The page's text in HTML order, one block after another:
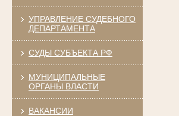
УПРАВЛЕНИЕ СУДЕБНОГО
ДЕПАРТАМЕНТА
СУДЫ СУБЪЕКТА РФ
МУНИЦИПАЛЬНЫЕ
ОРГАНЫ ВЛАСТИ
ВАКАНСИИ